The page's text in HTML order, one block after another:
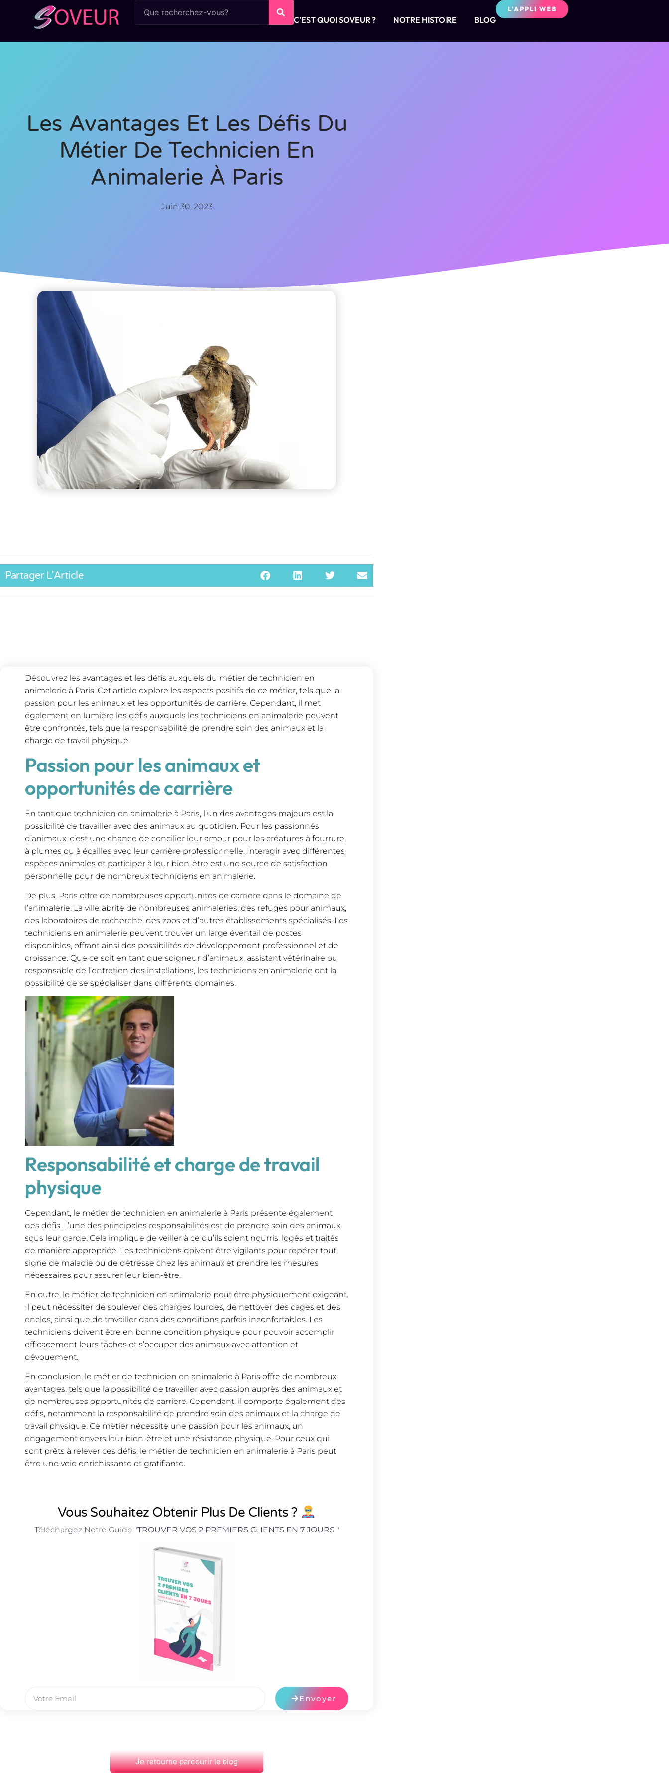
C’EST QUOI SOVEUR ? NOTRE HISTOIRE BLOG
L'APPLI WEB
Les Avantages Et Les Défis Du
Métier De Technicien En
Animalerie À Paris
Juin 30, 2023
Partager L'Article
Découvrez les avantages et les défis auxquels du métier de technicien en
animalerie à Paris. Cet article explore les aspects positifs de ce métier, tels que la
passion pour les animaux et les opportunités de carrière. Cependant, il met
également en lumière les défis auxquels les techniciens en animalerie peuvent
être confrontés, tels que la responsabilité de prendre soin des animaux et la
charge de travail physique.
Passion pour les animaux et
opportunités de carrière
En tant que technicien en animalerie à Paris, l’un des avantages majeurs est la
possibilité de travailler avec des animaux au quotidien. Pour les passionnés
d’animaux, c’est une chance de concilier leur amour pour les créatures à fourrure,
à plumes ou à écailles avec leur carrière professionnelle. Interagir avec différentes
espèces animales et participer à leur bien-être est une source de satisfaction
personnelle pour de nombreux techniciens en animalerie.
De plus, Paris offre de nombreuses opportunités de carrière dans le domaine de
l’animalerie. La ville abrite de nombreuses animaleries, des refuges pour animaux,
des laboratoires de recherche, des zoos et d’autres établissements spécialisés. Les
techniciens en animalerie peuvent trouver un large éventail de postes
disponibles, offrant ainsi des possibilités de développement professionnel et de
croissance. Que ce soit en tant que soigneur d’animaux, assistant vétérinaire ou
responsable de l’entretien des installations, les techniciens en animalerie ont la
possibilité de se spécialiser dans différents domaines.
Responsabilité et charge de travail
physique
Cependant, le métier de technicien en animalerie à Paris présente également
des défis. L’une des principales responsabilités est de prendre soin des animaux
sous leur garde. Cela implique de veiller à ce qu’ils soient nourris, logés et traités
de manière appropriée. Les techniciens doivent être vigilants pour repérer tout
signe de maladie ou de détresse chez les animaux et prendre les mesures
nécessaires pour assurer leur bien-être.
En outre, le métier de technicien en animalerie peut être physiquement exigeant.
Il peut nécessiter de soulever des charges lourdes, de nettoyer des cages et des
enclos, ainsi que de travailler dans des conditions parfois inconfortables. Les
techniciens doivent être en bonne condition physique pour pouvoir accomplir
efficacement leurs tâches et s’occuper des animaux avec attention et
dévouement.
En conclusion, le métier de technicien en animalerie à Paris offre de nombreux
avantages, tels que la possibilité de travailler avec passion auprès des animaux et
de nombreuses opportunités de carrière. Cependant, il comporte également des
défis, notamment la responsabilité de prendre soin des animaux et la charge de
travail physique. Ce métier nécessite une passion pour les animaux, un
engagement envers leur bien-être et une résistance physique. Pour ceux qui
sont prêts à relever ces défis, le métier de technicien en animalerie à Paris peut
être une voie enrichissante et gratifiante.
Vous Souhaitez Obtenir Plus De Clients ?
Téléchargez Notre Guide "TROUVER VOS 2 PREMIERS CLIENTS EN 7 JOURS "
Envoyer
Je retourne parcourir le blog